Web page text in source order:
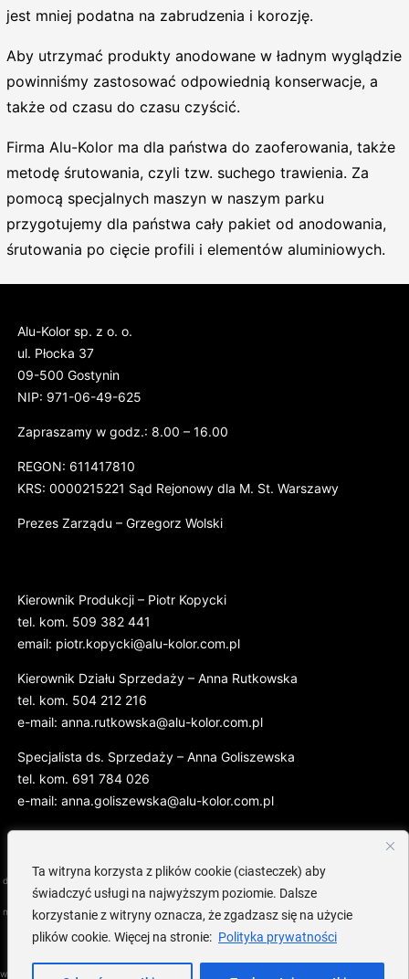
Ta witryna korzysta z plików cookie (ciasteczek) aby
świadczyć usługi na najwyższym poziomie. Dalsze
korzystanie z witryny oznacza, że zgadzasz się na użycie
plików cookie. Więcej na stronie: Polityka prywatności
jest mniej podatna na zabrudzenia i korozję.
Aby utrzymać produkty anodowane w ładnym wyglądzie
powinniśmy zastosować odpowiednią konserwacje, a
także od czasu do czasu czyścić.
Firma Alu-Kolor ma dla państwa do zaoferowania, także
metodę śrutowania, czyli tzw. suchego trawienia. Za
pomocą specjalnych maszyn w naszym parku
przygotujemy dla państwa cały pakiet od anodowania,
śrutowania po cięcie profili i elementów aluminiowych.
Alu-Kolor sp. z o. o.
ul. Płocka 37
09-500 Gostynin
NIP: 971-06-49-625
Zapraszamy w godz.: 8.00 – 16.00
REGON: 611417810
KRS: 0000215221 Sąd Rejonowy dla M. St. Warszawy
Prezes Zarządu – Grzegorz Wolski
Kierownik Produkcji – Piotr Kopycki
tel. kom. 509 382 441
email: piotr.kopycki@alu-kolor.com.pl
Kierownik Działu Sprzedaży – Anna Rutkowska
tel. kom. 504 212 216
e-mail: anna.rutkowska@alu-kolor.com.pl
Specjalista ds. Sprzedaży – Anna Goliszewska
tel. kom. 691 784 026
e-mail: anna.goliszewska@alu-kolor.com.pl
Copyright alukolor. Wszelkie prawa zastrzeżone. Wszystkie teksty, obrazy, grafiki, pliki
dźwiękowe, wideo i animacje oraz ich układ, jak również inne publikowane tutaj informacje są
chronione prawem autorskim i innymi prawami o ochronie własności intelektualnej. Bez
naszej zgody nie mogą być one kopiowane w celach komercyjnych bądź w celu przekazania
Niektóre strony internetowe firmy alukolor zawierają również materiały, do których prawa
wszelkie prawa ochronne (zwłaszcza prawa autorskie, prawa własności znaków towarowych i